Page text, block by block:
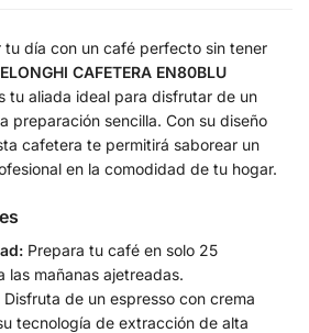
tu día con un café perfecto sin tener
CAFETERA EN80BLU
tu aliada ideal para disfrutar de un
preparación sencilla. Con su diseño
cafetera te permitirá saborear un
en la comodidad de tu hogar.
Prepara tu café en solo 25
las mañanas ajetreadas.
Disfruta de un espresso con crema
tecnología de extracción de alta